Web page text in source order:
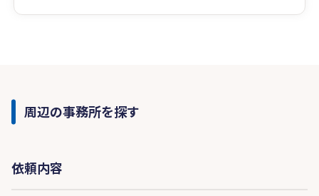
周辺の事務所を探す
依頼内容